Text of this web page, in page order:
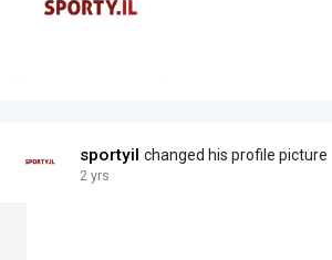
sportyil changed his profile picture
2 yrs